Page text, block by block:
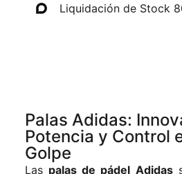
Liquidación de Stock
Palas Adidas:
Potencia y Control
Golpe
Las palas de pádel Adidas